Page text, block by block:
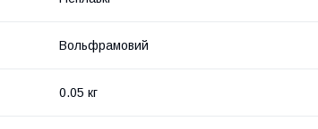
Вольфрамовий
0.05 кг